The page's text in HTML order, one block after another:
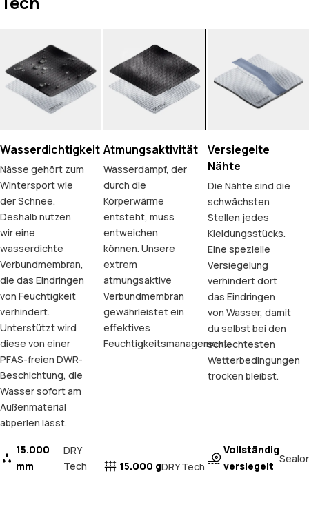
Wasserdichtigkeit
Nässe gehört zum
Wintersport wie
der Schnee.
Deshalb nutzen
wir eine
wasserdichte
Verbundmembran,
die das Eindringen
von Feuchtigkeit
verhindert.
Unterstützt wird
diese von einer
PFAS-freien DWR-
Beschichtung, die
Wasser sofort am
Außenmaterial
abperlen lässt.
15.000
mm
DRY
Tech
Atmungsaktivität
Wasserdampf, der
durch die
Körperwärme
entsteht, muss
entweichen
können. Unsere
extrem
atmungsaktive
Verbundmembran
gewährleistet ein
effektives
Feuchtigkeitsmanagement.
15.000 gDRY Tech
Versiegelte
Nähte
Die Nähte sind die
schwächsten
Stellen jedes
Kleidungsstücks.
Eine spezielle
Versiegelung
verhindert dort
das Eindringen
von Wasser, damit
du selbst bei den
schlechtesten
Wetterbedingungen
trocken bleibst.
Vollständig
versiegelt